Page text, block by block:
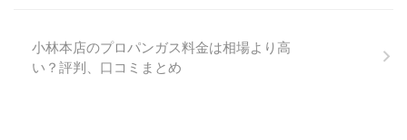
小林本店のプロパンガス料金は相場より高
い？評判、口コミまとめ